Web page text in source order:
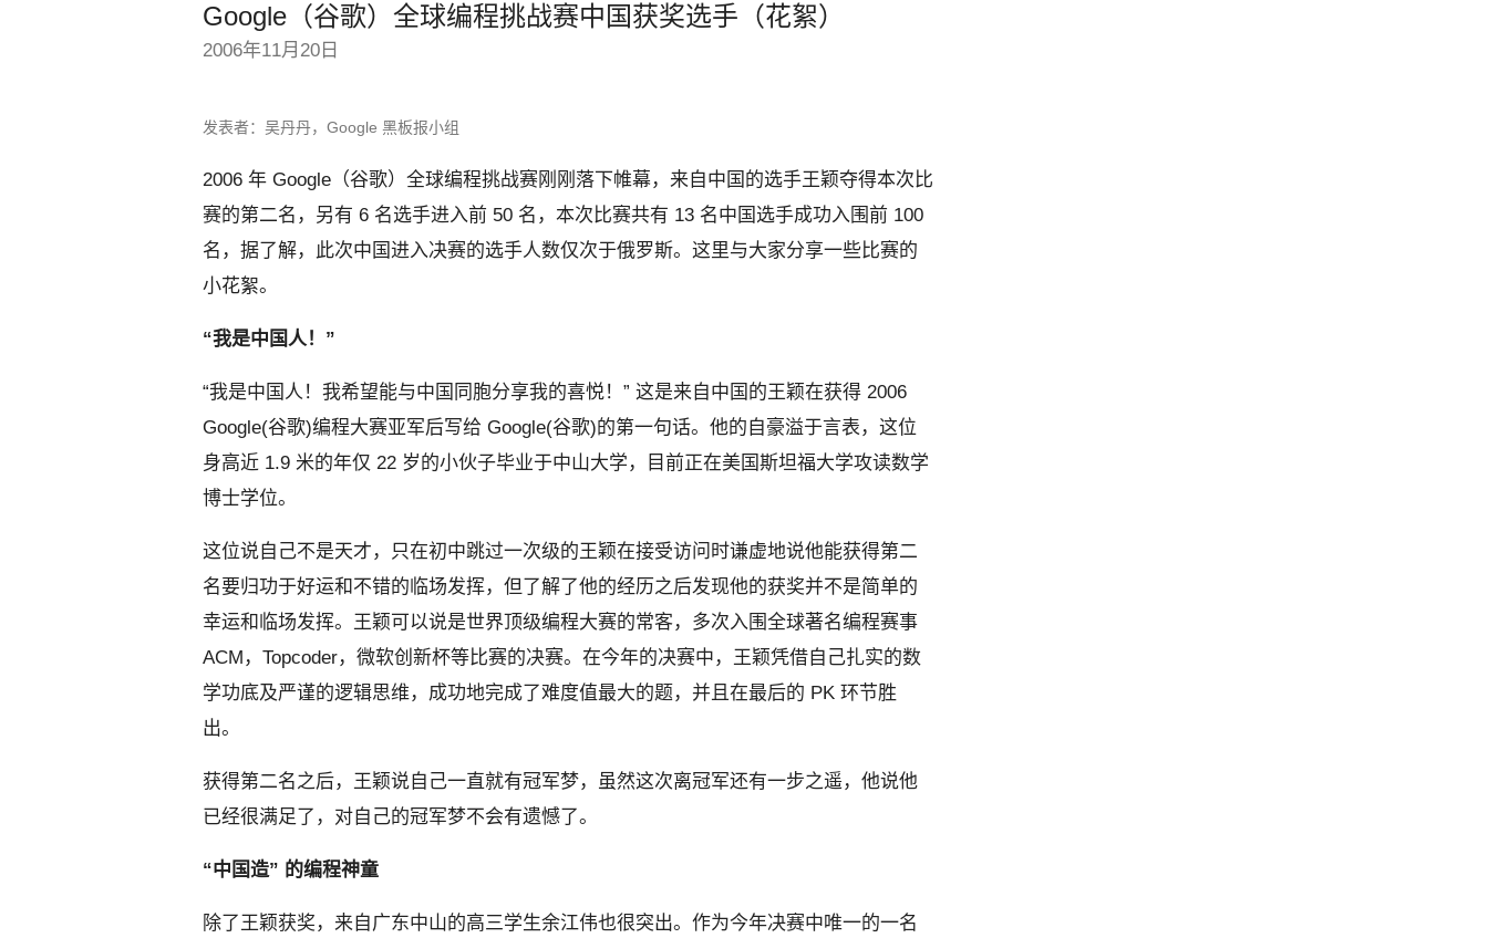
Google（谷歌）全球编程挑战赛中国获奖选手（花絮）
2006年11月20日
发表者：吴丹丹，Google 黑板报小组
2006 年 Google（谷歌）全球编程挑战赛刚刚落下帷幕，来自中国的选手王颖夺得本次比
赛的第二名，另有 6 名选手进入前 50 名，本次比赛共有 13 名中国选手成功入围前 100
名，据了解，此次中国进入决赛的选手人数仅次于俄罗斯。这里与大家分享一些比赛的
小花絮。
“我是中国人！”
“我是中国人！我希望能与中国同胞分享我的喜悦！” 这是来自中国的王颖在获得 2006
Google(谷歌)编程大赛亚军后写给 Google(谷歌)的第一句话。他的自豪溢于言表，这位
身高近 1.9 米的年仅 22 岁的小伙子毕业于中山大学，目前正在美国斯坦福大学攻读数学
博士学位。
这位说自己不是天才，只在初中跳过一次级的王颖在接受访问时谦虚地说他能获得第二
名要归功于好运和不错的临场发挥，但了解了他的经历之后发现他的获奖并不是简单的
幸运和临场发挥。王颖可以说是世界顶级编程大赛的常客，多次入围全球著名编程赛事
ACM，Topcoder，微软创新杯等比赛的决赛。在今年的决赛中，王颖凭借自己扎实的数
学功底及严谨的逻辑思维，成功地完成了难度值最大的题，并且在最后的 PK 环节胜
出。
获得第二名之后，王颖说自己一直就有冠军梦，虽然这次离冠军还有一步之遥，他说他
已经很满足了，对自己的冠军梦不会有遗憾了。
“中国造” 的编程神童
除了王颖获奖，来自广东中山的高三学生余江伟也很突出。作为今年决赛中唯一的一名